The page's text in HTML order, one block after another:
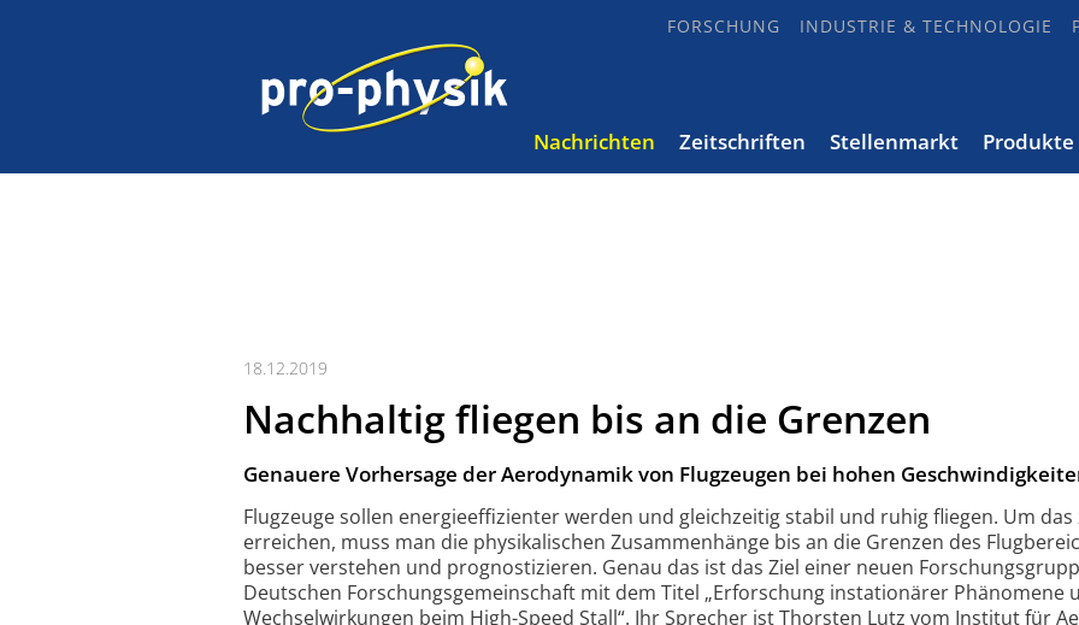
FORSCHUNG INDUSTRIE & TECHNOLOGIE
Nachrichten Zeitschriften Stellenmarkt Produkte
18.12.2019
Nachhaltig fliegen bis an die Grenzen
Genauere Vorhersage der Aerodynamik von Flugzeugen bei hohen
Flugzeuge sollen energie­effizienter werden und gleichzeitig stabil und ruhig fliegen. Um das
erreichen, muss man die physikalischen Zusammen­hänge bis an die Grenzen des
besser verstehen und prognos­tizieren. Genau das ist das Ziel einer neuen
Deutschen Forschungs­gemein­schaft mit dem Titel „Erforschung instatio­närer Phänomene
Wechsel­wirkungen beim High-Speed Stall“. Ihr Sprecher ist Thorsten Lutz vom Institut für